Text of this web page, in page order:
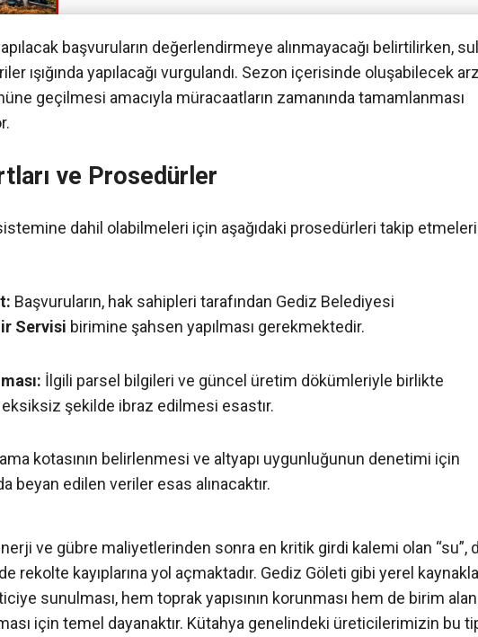
başvuruların değerlendirmeye alınmayacağı belirtilirken,
ışığında yapılacağı vurgulandı. Sezon içerisinde oluşabilecek
geçilmesi amacıyla müracaatların zamanında tamamlanması
ve Prosedürler
dahil olabilmeleri için aşağıdaki prosedürleri takip etmeleri
Başvuruların, hak sahipleri tarafından Gediz Belediyesi
Servisi birimine şahsen yapılması gerekmektedir.
İlgili parsel bilgileri ve güncel üretim dökümleriyle birlikte
şekilde ibraz edilmesi esastır.
kotasının belirlenmesi ve altyapı uygunluğunun denetimi için
beyan edilen veriler esas alınacaktır.
ve gübre maliyetlerinden sonra en kritik girdi kalemi olan “su”,
rekolte kayıplarına yol açmaktadır. Gediz Göleti gibi yerel
sunulması, hem toprak yapısının korunması hem de birim
için temel dayanaktır. Kütahya genelindeki üreticilerimizin bu